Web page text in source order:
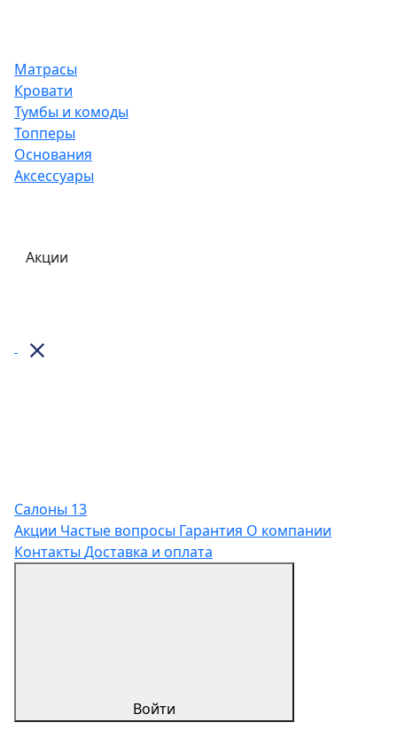
Матрасы
Кровати
Тумбы и комоды
Топперы
Основания
Аксессуары
Акции
Салоны 13
Акции Частые вопросы Гарантия О компании
Контакты Доставка и оплата
Войти